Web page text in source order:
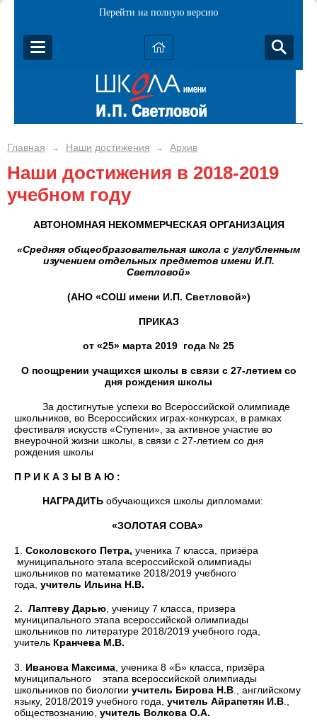
Перейти на полную версию
Главная → Наши достижения → Архив
Наши достижения в 2018-2019
учебном году
АВТОНОМНАЯ НЕКОММЕРЧЕСКАЯ ОРГАНИЗАЦИЯ
«Средняя общеобразовательная школа с углубленным
изучением отдельных предметов имени И.П.
Светловой»
(АНО «СОШ имени И.П. Светловой»)
ПРИКАЗ
от «25» марта 2019 года № 25
О поощрении учащихся школы в связи с 27-летием со
дня рождения школы
За достигнутые успехи во Всероссийской олимпиаде
школьников, во Всероссийских играх-конкурсах, в рамках
фестиваля искусств «Ступени», за активное участие во
внеурочной жизни школы, в связи с 27-летием со дня
рождения школы
П Р И К А З Ы В А Ю :
НАГРАДИТЬ обучающихся школы дипломами:
«ЗОЛОТАЯ СОВА»
1. Соколовского Петра, ученика 7 класса, призёра
муниципального этапа всероссийской олимпиады
школьников по математике 2018/2019 учебного
года, учитель Ильина Н.В.
2. Лаптеву Дарью, ученицу 7 класса, призера
муниципального этапа всероссийской олимпиады
школьников по литературе 2018/2019 учебного года,
учитель Кранчева М.В.
3. Иванова Максима , ученика 8 «Б» класса, призёра
муниципального этапа всероссийской олимпиады
школьников по биологии учитель Бирова Н.В ., английскому
языку, 2018/2019 учебного года, учитель Айрапетян И.В
обществознанию, учитель Волкова О.А.